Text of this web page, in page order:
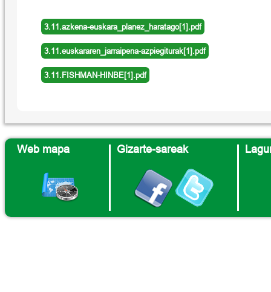
3.11.azkena-euskara_planez_haratago[1].pdf
3.11.euskararen_jarraipena-azpiegiturak[1].pdf
3.11.FISHMAN-HINBE[1].pdf
Web mapa Gizarte-sareak